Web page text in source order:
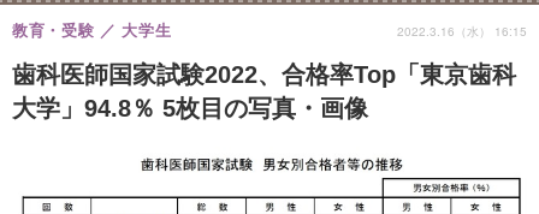
歯科医師国家試験2022、合格率Top「東京歯科
大学」94.8％ 5枚目の写真・画像
教育・受験 大学生 2022.3.16（水） 16:15